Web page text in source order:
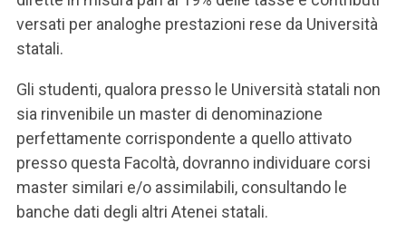
versati per analoghe prestazioni rese da Università
statali.
Gli studenti, qualora presso le Università statali non
sia rinvenibile un master di denominazione
perfettamente corrispondente a quello attivato
presso questa Facoltà, dovranno individuare corsi
master similari e/o assimilabili, consultando le
banche dati degli altri Atenei statali.